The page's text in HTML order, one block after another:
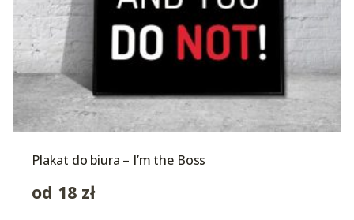
Plakat do biura – I’m the Boss
od 18 zł